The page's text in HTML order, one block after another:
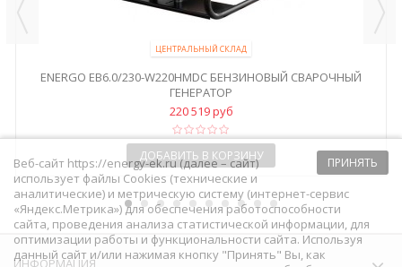
ЦЕНТРАЛЬНЫЙ СКЛАД
ENERGO EB6.0/230-W220HMDC БЕНЗИНОВЫЙ СВАРОЧНЫЙ
ГЕНЕРАТОР
220 519 руб
ДОБАВИТЬ В КОРЗИНУ
ИНФОРМАЦИЯ
ПРИНЯТЬ
Веб-сайт https://energy-ek.ru (далее – сайт)
использует файлы Cookies (технические и
аналитические) и метрическую систему (интернет-сервис
«Яндекс.Метрика») для обеспечения работоспособности
сайта, проведения анализа статистической информации, для
оптимизации работы и функциональности сайта. Используя
данный сайт и/или нажимая кнопку "Принять" Вы, как